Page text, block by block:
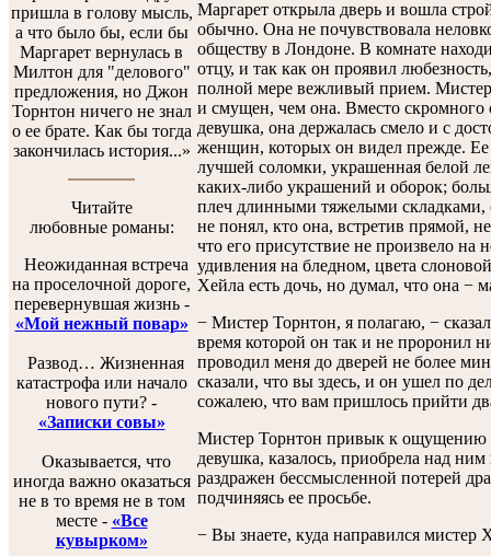
пришла в голову мысль,
а что было бы, если бы
Маргарет вернулась в
Милтон для "делового"
предложения, но Джон
Торнтон ничего не знал
о ее брате. Как бы тогда
закончилась история...»
Читайте
любовные романы:
Неожиданная встреча
на проселочной дороге,
перевернувшая жизнь -
«Мой нежный повар»
Развод… Жизненная
катастрофа или начало
нового пути? -
«Записки совы»
Оказывается, что
иногда важно оказаться
не в то время не в том
месте - «Все
кувырком»
Маргарет открыла дверь и вошла
обычно. Она не почувствовала
обществу в Лондоне. В комнате
отцу, и так как он проявил
полной мере вежливый прием.
и смущен, чем она. Вместо скромного
девушка, она держалась смело и с
женщин, которых он видел прежде.
лучшей соломки, украшенная белой
каких-либо украшений и оборок;
плеч длинными тяжелыми
не понял, кто она, встретив прямой,
что его присутствие не произвело на
удивления на бледном, цвета
Хейла есть дочь, но думал, что она −
− Мистер Торнтон, я полагаю, −
время которой он так и не проронил
проводил меня до дверей не более
сказали, что вы здесь, и он ушел по
сожалею, что вам пришлось прийти
Мистер Торнтон привык к ощущению
девушка, казалось, приобрела над
раздражен бессмысленной потерей
подчиняясь ее просьбе.
− Вы знаете, куда направился